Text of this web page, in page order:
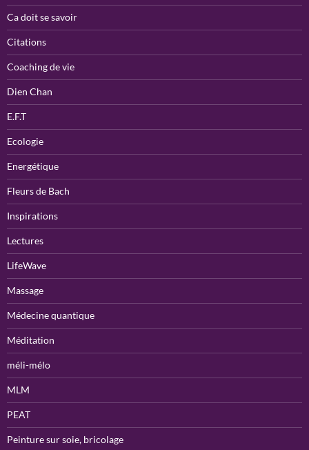
Ca doit se savoir
Citations
Coaching de vie
Dien Chan
E.F.T
Ecologie
Energétique
Fleurs de Bach
Inspirations
Lectures
LifeWave
Massage
Médecine quantique
Méditation
méli-mélo
MLM
PEAT
Peinture sur soie, bricolage